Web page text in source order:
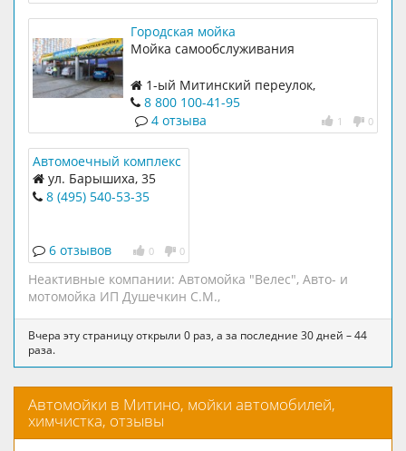
Городская мойка
Мойка самообслуживания
1-ый Митинский переулок,
владение 3
8 800 100-41-95
1 0
4 отзыва
Автомоечный комплекс
"Авто-СПА"
ул. Барышиха, 35
8 (495) 540-53-35
0 0
6 отзывов
Неактивные компании: Автомойка "Велес", Авто- и
мотомойка ИП Душечкин С.М.,
Вчера эту страницу открыли 0 раз, а за последние 30 дней – 44
раза.
Автомойки в Митино, мойки автомобилей,
химчистка, отзывы